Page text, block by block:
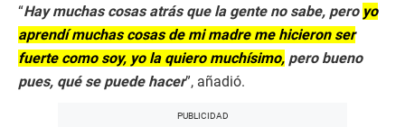
“Hay muchas cosas atrás que la gente no sabe, pero yo
aprendí muchas cosas de mi madre me hicieron ser
fuerte como soy, yo la quiero muchísimo, pero bueno
pues, qué se puede hacer”, añadió.